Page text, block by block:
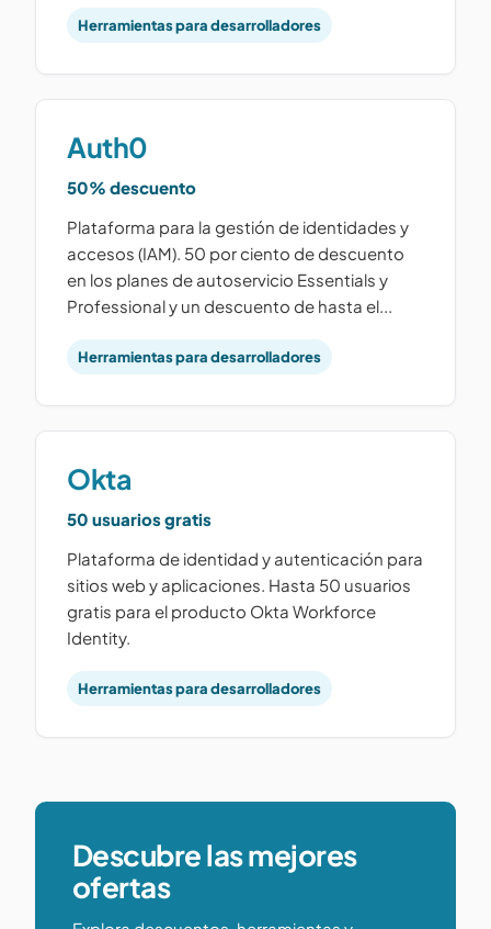
Herramientas para desarrolladores
Auth0
50% descuento
Plataforma para la gestión de identidades y
accesos (IAM). 50 por ciento de descuento
en los planes de autoservicio Essentials y
Professional y un descuento de hasta el...
Herramientas para desarrolladores
Okta
50 usuarios gratis
Plataforma de identidad y autenticación para
sitios web y aplicaciones. Hasta 50 usuarios
gratis para el producto Okta Workforce
Identity.
Herramientas para desarrolladores
Descubre las mejores
ofertas